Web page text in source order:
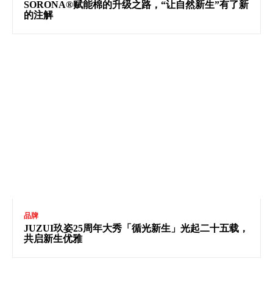
SORONA®赋能棉的升级之路，“让自然新生”有了新
的注解
品牌
JUZUI玖姿25周年大秀「循光新生」光起二十五载，
共启新生优雅